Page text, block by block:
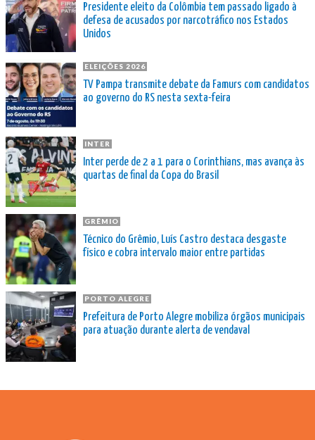
Presidente eleito da Colômbia tem passado ligado à
defesa de acusados por narcotráfico nos Estados
Unidos
ELEIÇÕES 2026
TV Pampa transmite debate da Famurs com candidatos
ao governo do RS nesta sexta-feira
INTER
Inter perde de 2 a 1 para o Corinthians, mas avança às
quartas de final da Copa do Brasil
GRÊMIO
Técnico do Grêmio, Luís Castro destaca desgaste
físico e cobra intervalo maior entre partidas
PORTO ALEGRE
Prefeitura de Porto Alegre mobiliza órgãos municipais
para atuação durante alerta de vendaval